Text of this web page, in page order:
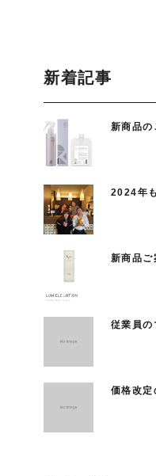
新着記事
新商品の
2024年
新商品ご
従業員の
価格改定